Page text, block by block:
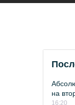
на
16:20